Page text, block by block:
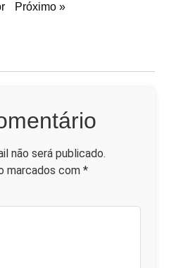
Próximo »
não será publicado.
marcados com *